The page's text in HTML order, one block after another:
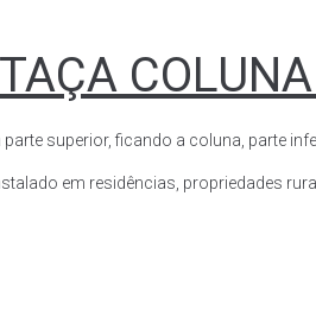
superior, ficando a coluna, parte
em residências, propriedades